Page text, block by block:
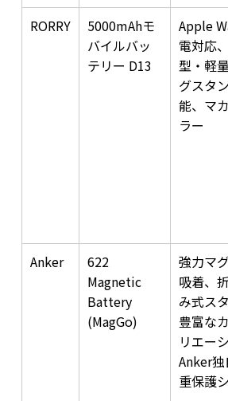
RORRY
5000mAhモ
バイルバッ
テリー D13
Apple
電対応
型・軽
グスタ
能、マ
ラー
Anker
622
Magnetic
Battery
(MagGo)
強力マ
吸着、
み式ス
豊富な
リエー
Anker
重保護